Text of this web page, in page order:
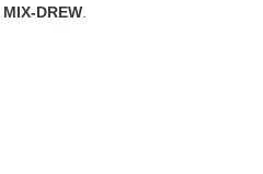
MIX-DREW